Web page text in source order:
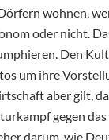
wohnen,
oder nicht.
Den
um ihre
aber gilt,
gegen
darum, wie